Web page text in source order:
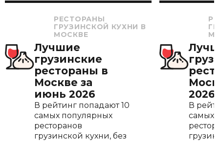
РЕСТОРАНЫ
ГРУЗИНСКОЙ КУХНИ В
МОСКВЕ
Лучшие
грузинские
рестораны в
Москве за
июнь 2026
В рейтинг попадают 10
самых популярных
ресторанов
грузинской кухни, без
2026
В
самых